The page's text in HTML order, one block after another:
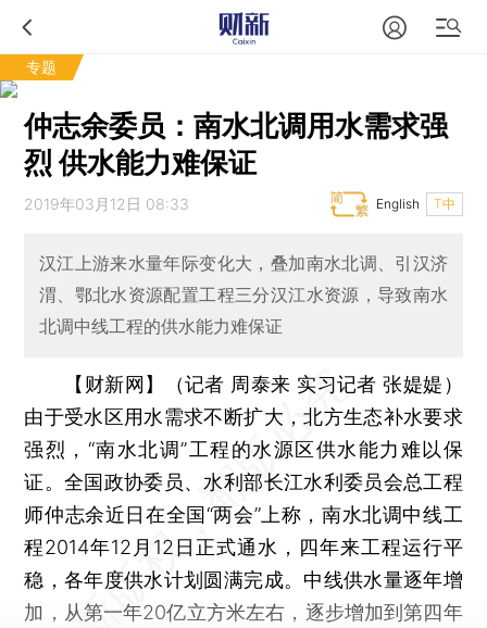
专题
仲志余委员：南水北调用水需求强
烈 供水能力难保证
2019年03月12日 08:33 T中
English
汉江上游来水量年际变化大，叠加南水北调、引汉济
渭、鄂北水资源配置工程三分汉江水资源，导致南水
北调中线工程的供水能力难保证
【财新网】（记者 周泰来 实习记者 张媞媞）
由于受水区用水需求不断扩大，北方生态补水要求
强烈，“南水北调”工程的水源区供水能力难以保
证。全国政协委员、水利部长江水利委员会总工程
师仲志余近日在全国“两会”上称，南水北调中线工
程2014年12月12日正式通水，四年来工程运行平
稳，各年度供水计划圆满完成。中线供水量逐年增
加，从第一年20亿立方米左右，逐步增加到第四年